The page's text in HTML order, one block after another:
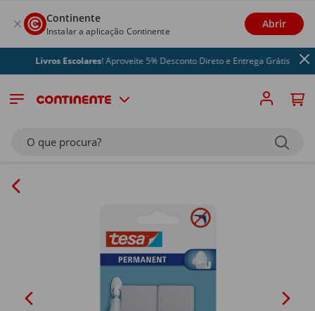
Continente
Instalar a aplicação Continente
Abrir
Livros Escolares! Aproveite 5% Desconto Direto e Entrega Grátis
O que procura?